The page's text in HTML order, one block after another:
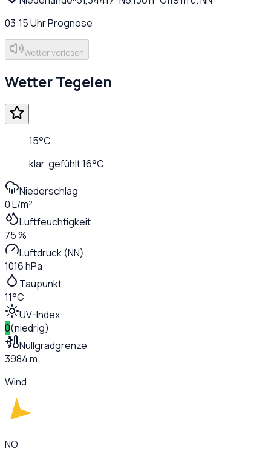
03:15UhrPrognose
Wetter vorlesen
WetterTegelen
15°C
klar, gefühlt16°C
Niederschlag
0 L/m²
Luftfeuchtigkeit
75 %
Luftdruck (NN)
1016 hPa
Taupunkt
11°C
UV-Index
0(niedrig)
Nullgradgrenze
3984 m
Wind
NO